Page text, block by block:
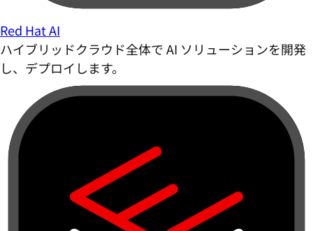
Red Hat AI
ハイブリッドクラウド全体で AI ソリューションを開発
し、デプロイします。